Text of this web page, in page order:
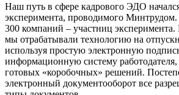
Наш путь в сфере кадрового ЭДО
эксперимента, проводимого
300 компаний – участниц эксперимента.
мы отрабатывали технологию на
используя простую электронную
информационную систему работодателя,
готовых «коробочных» решений.
электронный документооборот все